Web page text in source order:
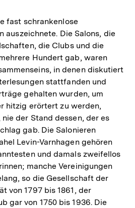
fast schrankenlose
auszeichnete. Die Salons, die
die Clubs und die
Hundert gab, waren
in denen diskutiert
stattfanden und
gehalten wurden, um
hitzig erörtert zu werden,
der Stand dessen, der es
gab. Die Salonieren
Levin-Varnhagen gehören
und damals zweifellos
manche Vereinigungen
so die Gesellschaft der
von 1797 bis 1861, der
gar von 1750 bis 1936. Die